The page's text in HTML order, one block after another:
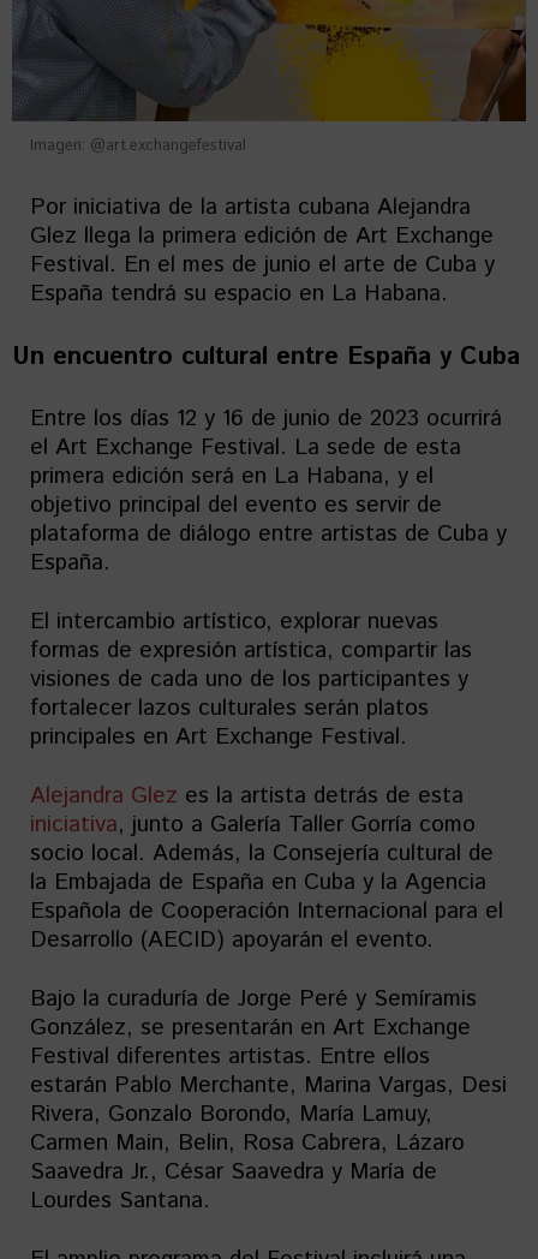
Imagen: @art.exchangefestival
Por iniciativa de la artista cubana Alejandra
Glez llega la primera edición de Art Exchange
Festival. En el mes de junio el arte de Cuba y
España tendrá su espacio en La Habana.
Un encuentro cultural entre España y Cuba
Entre los días 12 y 16 de junio de 2023 ocurrirá
el Art Exchange Festival. La sede de esta
primera edición será en La Habana, y el
objetivo principal del evento es servir de
plataforma de diálogo entre artistas de Cuba y
España.
El intercambio artístico, explorar nuevas
formas de expresión artística, compartir las
visiones de cada uno de los participantes y
fortalecer lazos culturales serán platos
principales en Art Exchange Festival.
Alejandra Glez es la artista detrás de esta
iniciativa, junto a Galería Taller Gorría como
socio local. Además, la Consejería cultural de
la Embajada de España en Cuba y la Agencia
Española de Cooperación Internacional para el
Desarrollo (AECID) apoyarán el evento.
Bajo la curaduría de Jorge Peré y Semíramis
González, se presentarán en Art Exchange
Festival diferentes artistas. Entre ellos
estarán Pablo Merchante, Marina Vargas, Desi
Rivera, Gonzalo Borondo, María Lamuy,
Carmen Main, Belin, Rosa Cabrera, Lázaro
Saavedra Jr., César Saavedra y María de
Lourdes Santana.